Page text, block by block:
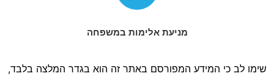
מניעת אלימות במשפחה
שימו לב כי המידע המפורסם באתר זה הוא בגדר המלצה בלבד,